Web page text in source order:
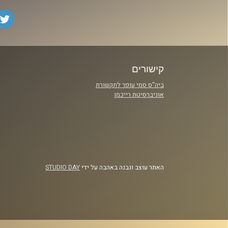
קישורים
ביה"ס סמי עופר לתקשורת
אוניברסיטת רייכמן
האתר עוצב ונבנה באהבה על ידיSTUDIO DAY